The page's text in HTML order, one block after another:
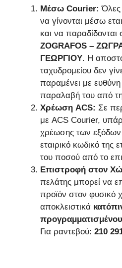
Μέσω Courier: Όλες
να γίνονται μέσω
και να παραδίδονται
ZOGRAFOS –
ΓΕΩΡΓΙΟΥ. Η
ταχυδρομείου δεν
παραμένει με
παραλαβή του από
Χρέωση ACS: Σε
με ACS Courier,
χρέωσης των εξόδων
εταιρικό κωδικό της
του ποσού από το
Επιστροφή στον
πελάτης μπορεί να
προϊόν στον φυσικό
αποκλειστικά
Για ραντεβού: 210